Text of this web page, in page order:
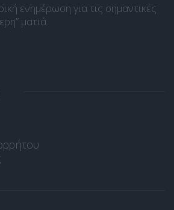
ενημέρωση για τις σημαντικές
ματιά.